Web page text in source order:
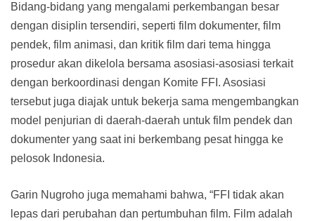
Bidang-bidang yang mengalami perkembangan besar
dengan disiplin tersendiri, seperti film dokumenter, film
pendek, film animasi, dan kritik film dari tema hingga
prosedur akan dikelola bersama asosiasi-asosiasi terkait
dengan berkoordinasi dengan Komite FFI. Asosiasi
tersebut juga diajak untuk bekerja sama mengembangkan
model penjurian di daerah-daerah untuk film pendek dan
dokumenter yang saat ini berkembang pesat hingga ke
pelosok Indonesia.
Garin Nugroho juga memahami bahwa, “FFI tidak akan
lepas dari perubahan dan pertumbuhan film. Film adalah